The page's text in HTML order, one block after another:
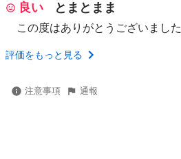
良い とまとまま
この度はありがとうございました
評価をもっと見る
注意事項 通報